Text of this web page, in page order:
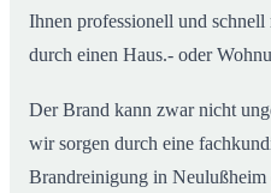
Ihnen professionell und
durch einen Haus.- oder
Der Brand kann zwar nicht
wir sorgen durch eine
Brandreinigung in Neulußheim